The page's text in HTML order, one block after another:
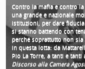
Contro la mafia e contro
una grande e nazionale
istituzioni, per dare
si stanno battendo con
perché soprattutto non
in questa lotta: da
Pio La Torre, a tanti e
Discorso alla Camera